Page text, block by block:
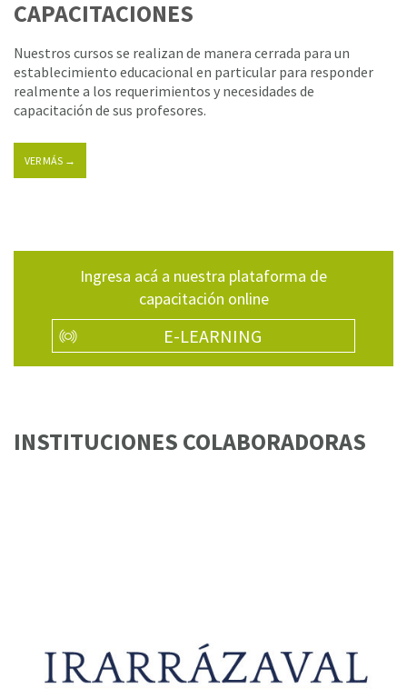
CAPACITACIONES
Nuestros cursos se realizan de manera cerrada para un
establecimiento educacional en particular para responder
realmente a los requerimientos y necesidades de
capacitación de sus profesores.
VER MÁS →
Ingresa acá a nuestra plataforma de
capacitación online
E-LEARNING
INSTITUCIONES COLABORADORAS